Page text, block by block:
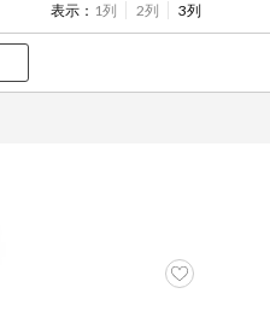
表示： 1列 2列 3列